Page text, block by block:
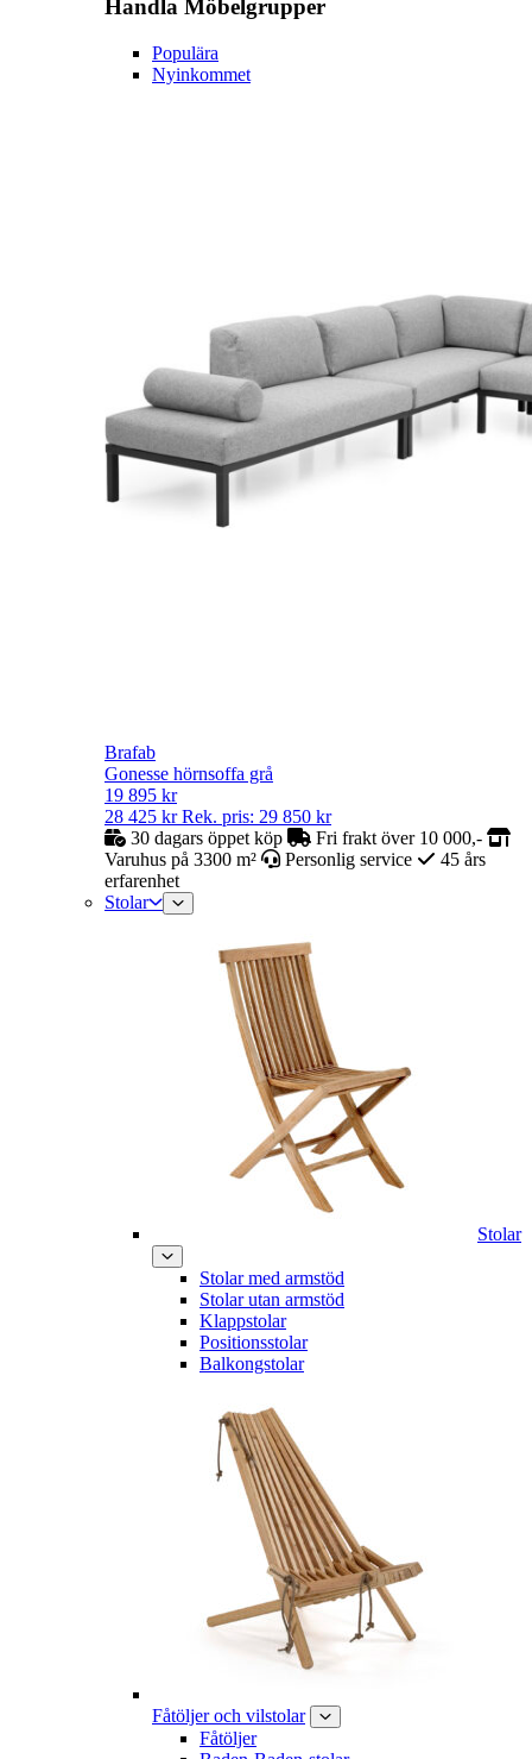
Handla Möbelgrupper
Populära
Nyinkommet
Brafab
Gonesse hörnsoffa grå
19 895 kr
28 425 kr Rek. pris: 29 850 kr
30 dagars öppet köp
Fri frakt över 10 000,-
Varuhus på 3300 m²
Personlig service
45 års
erfarenhet
Stolar
Stolar
Stolar med armstöd
Stolar utan armstöd
Klappstolar
Positionsstolar
Balkongstolar
Fåtöljer och vilstolar
Fåtöljer